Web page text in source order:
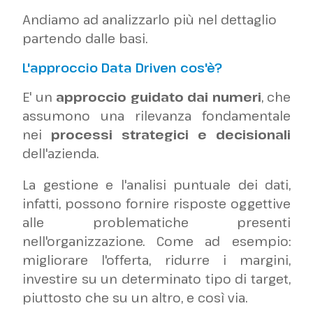
Andiamo ad analizzarlo più nel dettaglio
partendo dalle basi.
L'approccio Data Driven cos'è?
E' un approccio guidato dai numeri, che
assumono una rilevanza fondamentale
nei processi strategici
e decisionali
dell'azienda.
La gestione e l'analisi puntuale dei dati,
infatti, possono fornire risposte oggettive
alle problematiche presenti
nell'organizzazione. Come ad esempio:
migliorare l'offerta, ridurre i margini,
investire su un determinato tipo di target,
piuttosto che su un altro, e così via.